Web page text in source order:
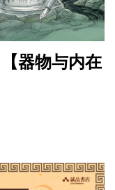
器物与内在